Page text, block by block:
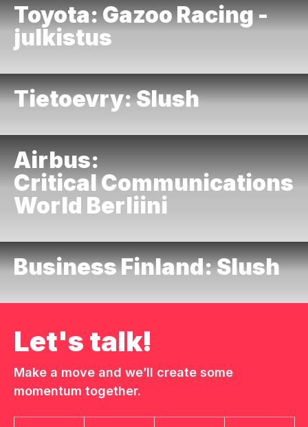
Toyota: Gazoo Racing -
julkistus
Tietoevry: Slush
Airbus:
Critical Communications
World Berliini
Business Finland: Slush
Let's talk!
Make a move and we’ll create some
momentum together.